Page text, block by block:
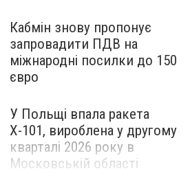
Кабмін знову пропонує
запровадити ПДВ на
міжнародні посилки до 150
євро
У Польщі впала ракета
Х-101, вироблена у другому
кварталі 2026 року в
Московській області